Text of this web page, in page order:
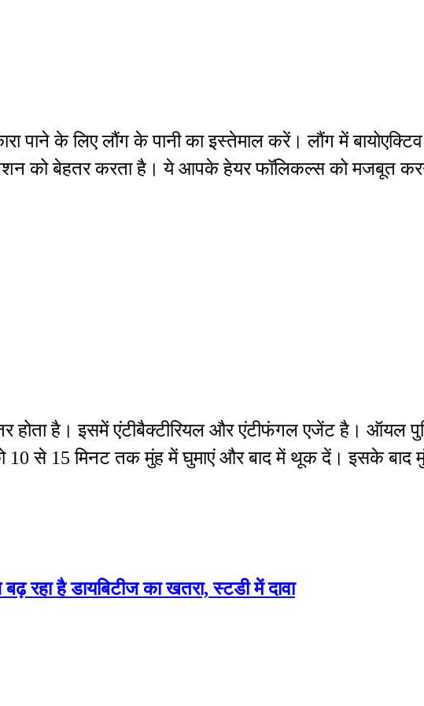
पाने के लिए लौंग के पानी का इस्तेमाल करें। लौंग में
को बेहतर करता है। ये आपके हेयर फॉलिकल्स को मजबूत
होता है। इसमें एंटीबैक्टीरियल और एंटीफंगल एजेंट है। ऑयल
से 15 मिनट तक मुंह में घुमाएं और बाद में थूक दें। इसके बाद
रहा है डायबिटीज का खतरा, स्टडी में दावा